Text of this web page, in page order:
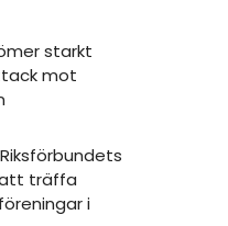
starkt
mot
träffa
i